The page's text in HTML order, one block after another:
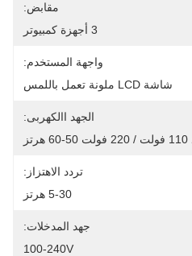
مقابض:
3 أجهزة كمبيوتر
واجهة المستخدم:
شاشة LCD ملونة تعمل باللمس
الجهد االكهربى:
تردد الاهتزاز:
5-30 هرتز
جهد المدخلات:
100-240V